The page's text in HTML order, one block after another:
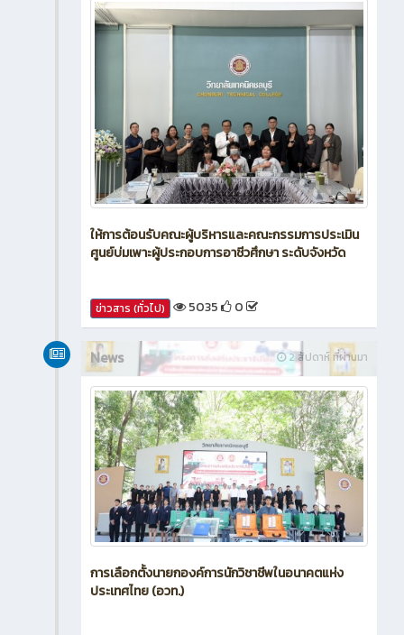
ให้การต้อนรับคณะผู้บริหารและคณะกรรมการประเมิน
ศูนย์บ่มเพาะผู้ประกอบการอาชีวศึกษา ระดับจังหวัด
ข่าวสาร (ทั่วไป) 5035 0
2 สัปดาห์ ที่ผ่านมา
News
การเลือกตั้งนายกองค์การนักวิชาชีพในอนาคตแห่ง
ประเทศไทย (อวท.)